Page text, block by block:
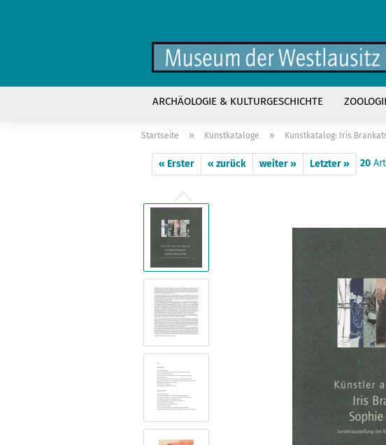
ARCHÄOLOGIE & KULTURGESCHICHTE
Startseite » Kunstkataloge » Kunstkatalog: Iris
« Erster « zurück weiter » Letzter » 20